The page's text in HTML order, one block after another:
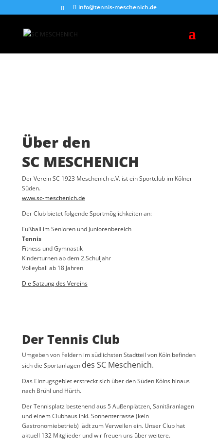
info@tennis-meschenich.de
Über den
SC MESCHENICH
Der Verein SC 1923 Meschenich e.V. ist ein Sportclub im Kölner
Süden.
www.sc-meschenich.de
Der Club bietet folgende Sportmöglichkeiten an:
Fußball im Senioren und Juniorenbereich
Tennis
Fitness und Gymnastik
Kinderturnen ab dem 2.Schuljahr
Volleyball ab 18 Jahren
Die Satzung des Vereins
Der Tennis Club
Umgeben von Feldern im südlichsten Stadtteil von Köln befinden
sich die Sportanlagen des SC Meschenich.
Das Einzugsgebiet erstreckt sich über den Süden Kölns hinaus
nach Brühl und Hürth.
Der Tennisplatz bestehend aus 5 Außenplätzen, Sanitäranlagen
und einem Clubhaus inkl. Sonnenterrasse (kein
Gastronomiebetrieb) lädt zum Verweilen ein. Unser Club hat
aktuell 132 Mitglieder und wir freuen uns über weitere.